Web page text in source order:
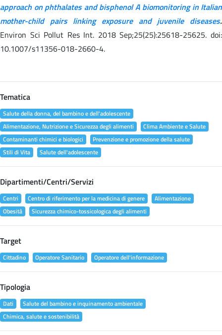
approach on phthalates and bisphenol A biomonitoring in Italian
mother-child pairs linking exposure and juvenile diseases.
Environ Sci Pollut Res Int. 2018 Sep;25(25):25618-25625. doi:
10.1007/s11356-018-2660-4.
Tematica
Salute della donna, del bambino e dell'adolescente
Alimentazione, Nutrizione e Sicurezza degli alimenti
Clima Ambiente e Salute
Contaminanti chimici e biologici
Prevenzione e promozione della salute
Stili di Vita
Salute dell'adolescente
Dipartimenti/Centri/Servizi
Centri Centro di riferimento per la medicina di genere
Alimentazione
Obesità
Sicurezza chimico-tossicologica degli alimenti
Target
Cittadino Operatore Sanitario Operatore dell'informazione
Tipologia
Dati
Salute del bambino e inquinamento ambientale
Chimica, salute e sostenibilità